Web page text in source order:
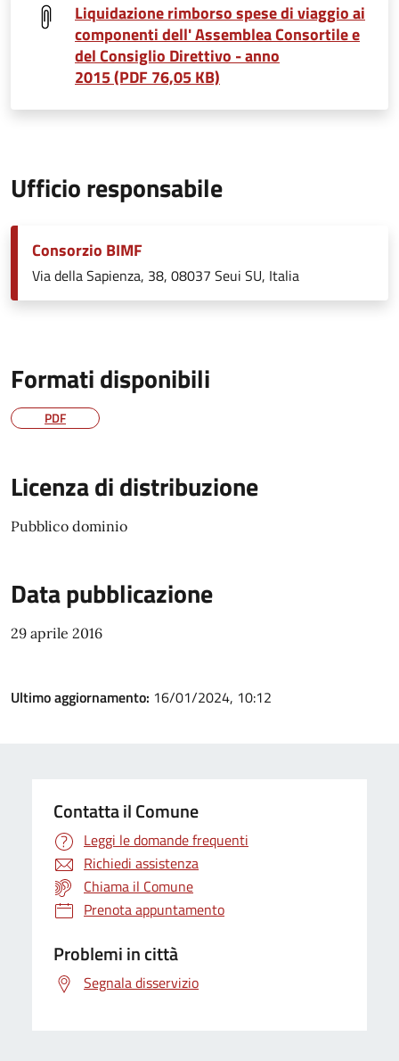
Liquidazione rimborso spese di viaggio ai
componenti dell' Assemblea Consortile e
del Consiglio Direttivo - anno
2015 (PDF 76,05 KB)
Ufficio responsabile
Consorzio BIMF
Via della Sapienza, 38, 08037 Seui SU, Italia
Formati disponibili
PDF
Licenza di distribuzione
Pubblico dominio
Data pubblicazione
29 aprile 2016
Ultimo aggiornamento: 16/01/2024, 10:12
Contatta il Comune
Leggi le domande frequenti
Richiedi assistenza
Chiama il Comune
Prenota appuntamento
Problemi in città
Segnala disservizio